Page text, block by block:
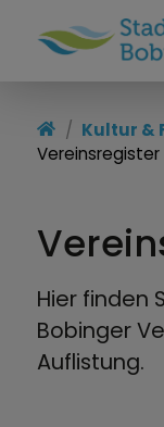
Kultur &
Vereinsregister
Hier finden
Bobinger
Auflistung.